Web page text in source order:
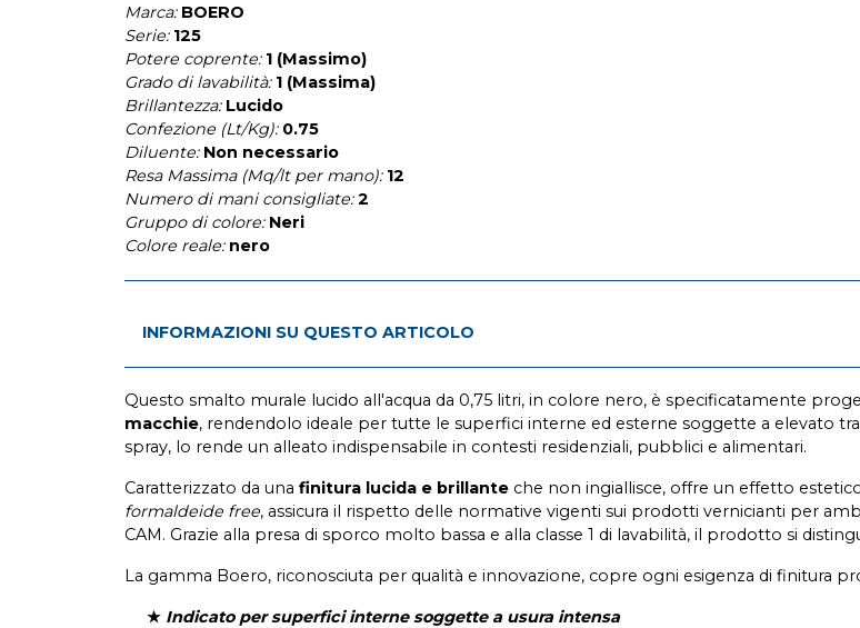
Marca: BOERO
Serie: 125
Potere coprente: 1 (Massimo)
Grado di lavabilità: 1 (Massima)
Brillantezza: Lucido
Confezione (Lt/Kg): 0.75
Diluente: Non necessario
Resa Massima (Mq/lt per mano): 12
Numero di mani consigliate: 2
Gruppo di colore: Neri
Colore reale: nero
INFORMAZIONI SU QUESTO ARTICOLO
Questo smalto murale lucido all'acqua da 0,75 litri, in colore nero, è specificatamente
macchie, rendendolo ideale per tutte le superfici interne ed esterne soggette a elevato
spray, lo rende un alleato indispensabile in contesti residenziali, pubblici e alimentari.
Caratterizzato da una finitura lucida e brillante che non ingiallisce, offre un effetto
formaldeide free, assicura il rispetto delle normative vigenti sui prodotti vernicianti per
CAM. Grazie alla presa di sporco molto bassa e alla classe 1 di lavabilità, il prodotto si
La gamma Boero, riconosciuta per qualità e innovazione, copre ogni esigenza di finitura
★ Indicato per superfici interne soggette a usura intensa